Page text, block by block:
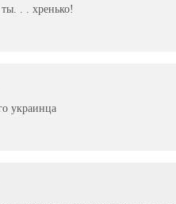
. . хренько!
украинца